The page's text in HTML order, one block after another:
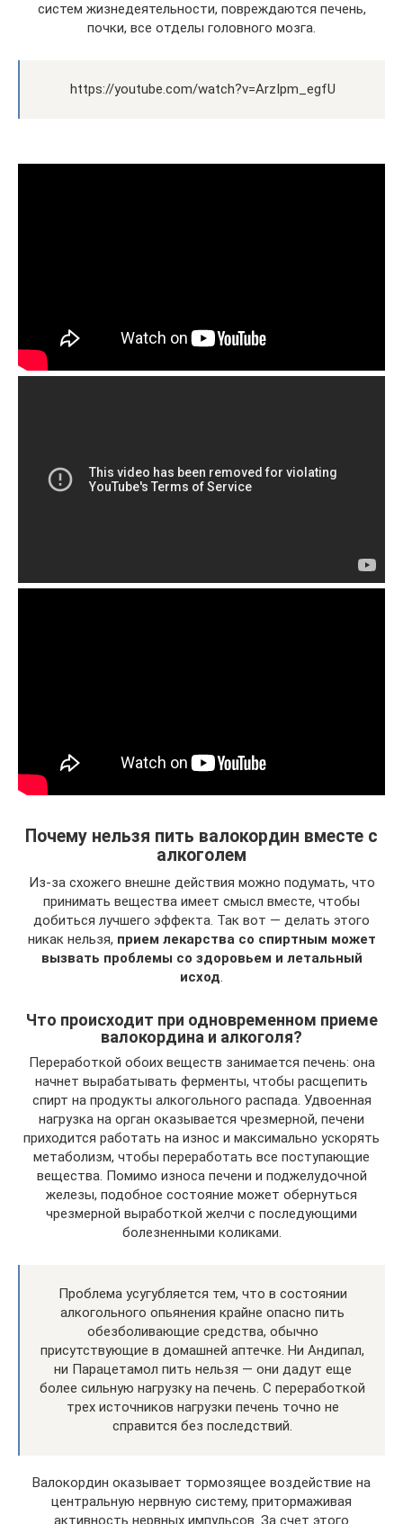
систем жизнедеятельности, повреждаются печень,
почки, все отделы головного мозга.
https://youtube.com/watch?v=ArzIpm_egfU
Почему нельзя пить валокордин вместе с
алкоголем
Из-за схожего внешне действия можно подумать, что
принимать вещества имеет смысл вместе, чтобы
добиться лучшего эффекта. Так вот — делать этого
никак нельзя, прием лекарства со спиртным может
вызвать проблемы со здоровьем и летальный
исход.
Что происходит при одновременном приеме
валокордина и алкоголя?
Переработкой обоих веществ занимается печень: она
начнет вырабатывать ферменты, чтобы расщепить
спирт на продукты алкогольного распада. Удвоенная
нагрузка на орган оказывается чрезмерной, печени
приходится работать на износ и максимально ускорять
метаболизм, чтобы переработать все поступающие
вещества. Помимо износа печени и поджелудочной
железы, подобное состояние может обернуться
чрезмерной выработкой желчи с последующими
болезненными коликами.
Проблема усугубляется тем, что в состоянии
алкогольного опьянения крайне опасно пить
обезболивающие средства, обычно
присутствующие в домашней аптечке. Ни Андипал,
ни Парацетамол пить нельзя — они дадут еще
более сильную нагрузку на печень. С переработкой
трех источников нагрузки печень точно не
справится без последствий.
Валокордин оказывает тормозящее воздействие на
центральную нервную систему, притормаживая
активность нервных импульсов. За счет этого